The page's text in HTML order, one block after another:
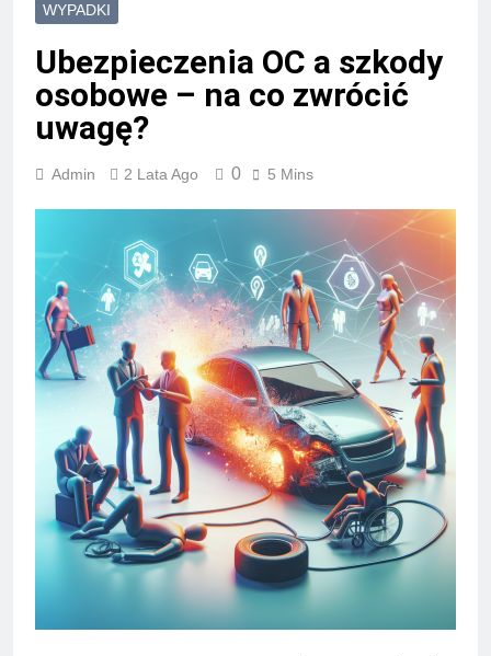
WYPADKI
Ubezpieczenia OC a szkody
osobowe – na co zwrócić
uwagę?
Admin 2 Lata Ago 0 5 Mins